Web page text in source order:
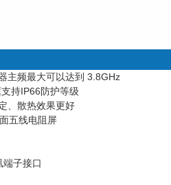
主频最大可以达到 3.8GHz
持IP66防护等级
、散热效果更好
五线电阻屏
子接口